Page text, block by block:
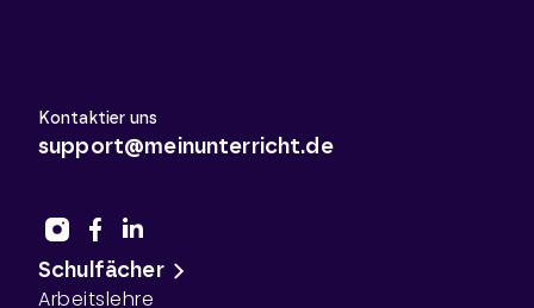
Kontaktier uns
support@meinunterricht.de
Schulfächer
Arbeitslehre